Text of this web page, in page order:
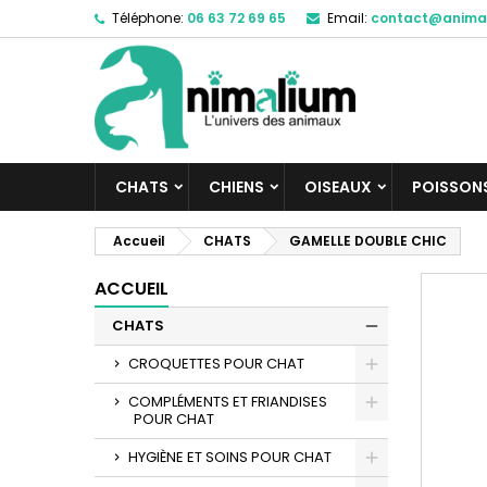
Téléphone: 06 63 72 69 65 Email:
CHATS CHIENS OISEAUX
Accueil CHATS GAMELLE DOUBLE CHIC
ACCUEIL
CHATS
CROQUETTES POUR CHAT
COMPLÉMENTS ET FRIANDISES
POUR CHAT
HYGIÈNE ET SOINS POUR CHAT